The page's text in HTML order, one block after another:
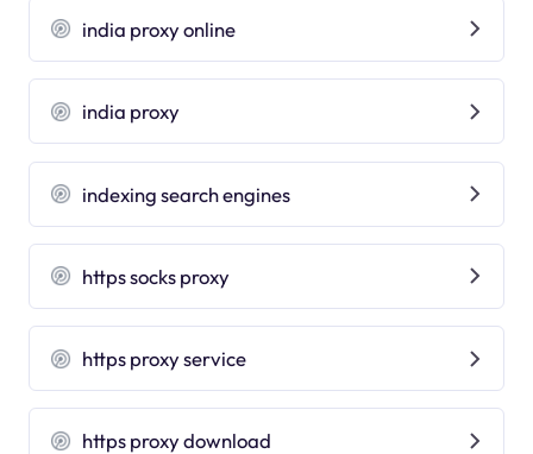
india proxy online
india proxy
indexing search engines
https socks proxy
https proxy service
https proxy download